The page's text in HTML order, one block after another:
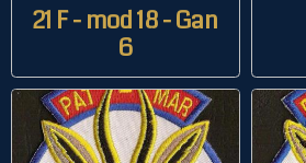
21 F - mod 18 - Gan
6